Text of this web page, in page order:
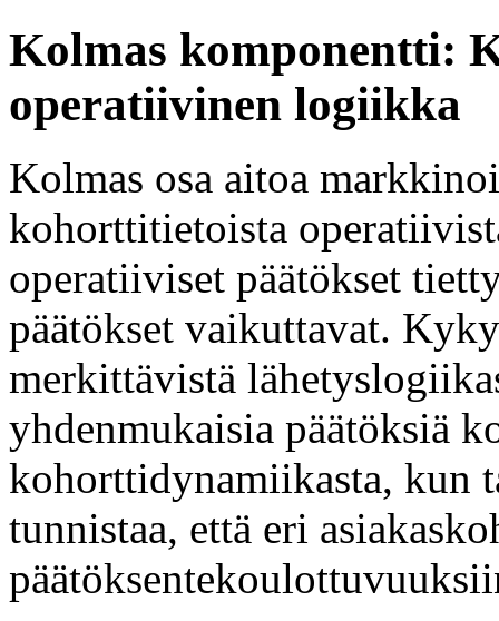
Kolmas komponentti:
operatiivinen logiikka
Kolmas osa aitoa
kohorttitietoista
operatiiviset päätökset
päätökset vaikuttavat.
merkittävistä
yhdenmukaisia päätöksiä
kohorttidynamiikasta, kun
tunnistaa, että eri